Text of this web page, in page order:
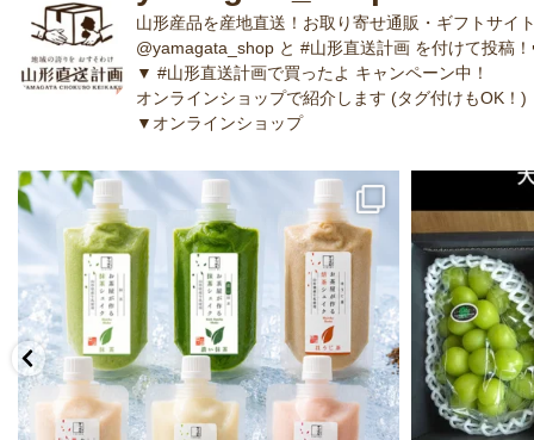
山形産品を産地直送！お取り寄せ通販・ギフトサイ
@yamagata_shop と #山形直送計画 を付けて投稿
▼ #山形直送計画で買ったよ キャンペーン中！
オンラインショップで紹介します (タグ付けもOK！)
▼オンラインショップ